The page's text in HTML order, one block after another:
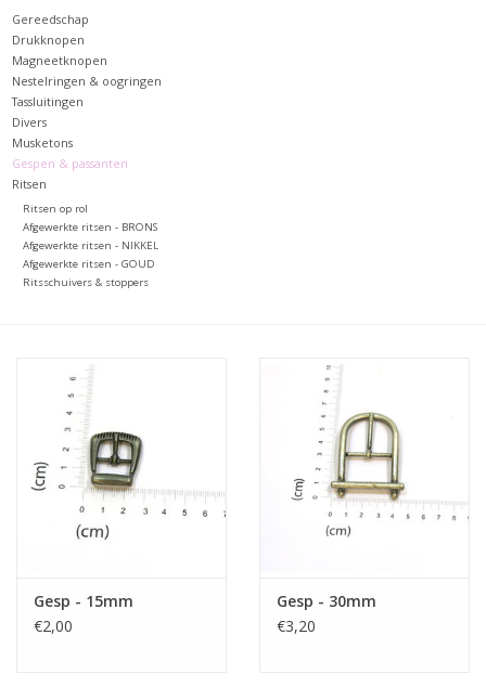
Gereedschap
Drukknopen
Magneetknopen
Nestelringen & oogringen
Tassluitingen
Divers
Musketons
Gespen & passanten
Ritsen
Ritsen op rol
Afgewerkte ritsen - BRONS
Afgewerkte ritsen - NIKKEL
Afgewerkte ritsen - GOUD
Ritsschuivers & stoppers
Gesp - 15mm
€2,00
Gesp - 30mm
€3,20